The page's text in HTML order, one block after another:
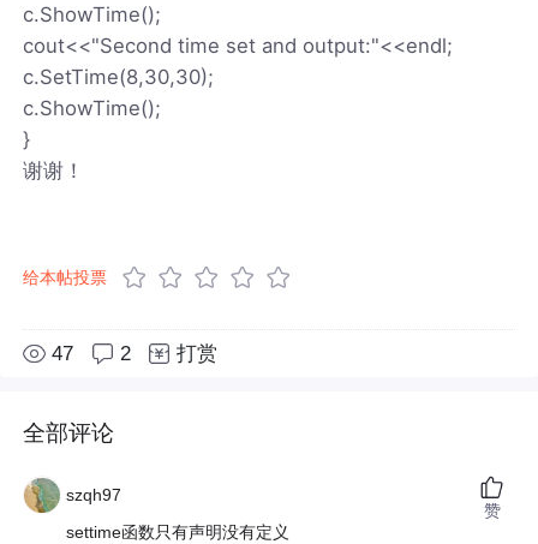
c.ShowTime();
cout<<"Second time set and output:"<<endl;
c.SetTime(8,30,30);
c.ShowTime();
}
谢谢！
给本帖投票
47 2 打赏
全部评论
szqh97
settime函数只有声明没有定义
赞